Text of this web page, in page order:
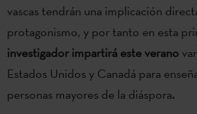
vascas tendrán una implicación
protagonismo, y por tanto en esta
investigador impartirá este verano
Estados Unidos y Canadá para
personas mayores de la diáspora.